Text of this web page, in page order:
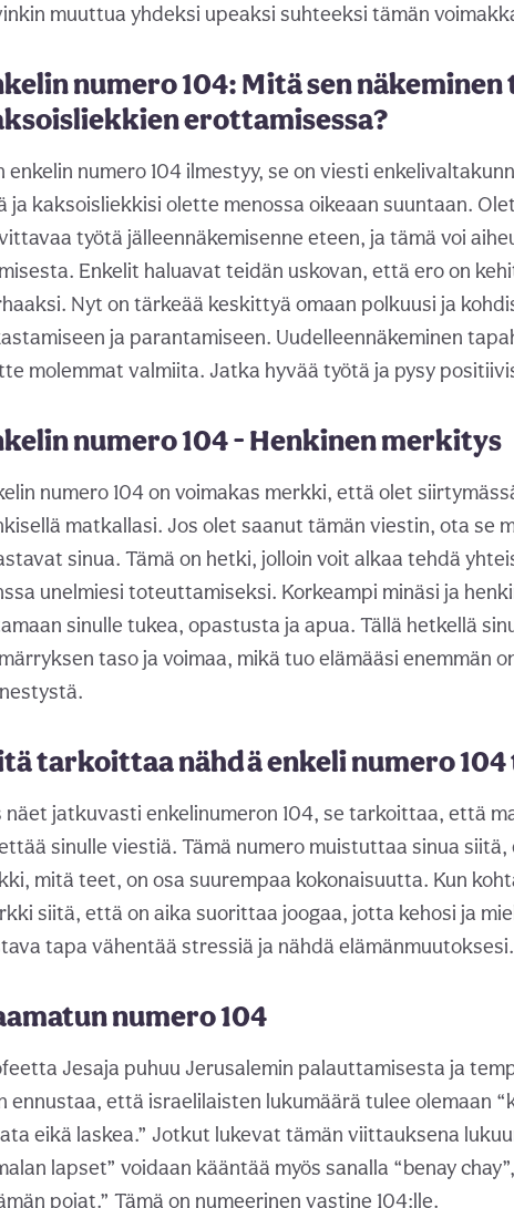
muuttua yhdeksi upeaksi suhteeksi tämän
numero 104: Mitä sen
erottamisessa?
enkelin numero 104 ilmestyy, se on viesti
ja kaksoisliekkisi olette menossa oikeaan suuntaan.
työtä jälleennäkemisenne eteen, ja tämä voi
Enkelit haluavat teidän uskovan, että ero on
Nyt on tärkeää keskittyä omaan polkuusi ja
ja parantamiseen. Uudelleennäkeminen
molemmat valmiita. Jatka hyvää työtä ja pysy
numero 104 - Henkinen merkitys
numero 104 on voimakas merkki, että olet
matkallasi. Jos olet saanut tämän viestin, ota se
sinua. Tämä on hetki, jolloin voit alkaa tehdä
unelmiesi toteuttamiseksi. Korkeampi minäsi ja
sinulle tukea, opastusta ja apua. Tällä hetkellä
taso ja voimaa, mikä tuo elämääsi enemmän
tarkoittaa nähdä enkeli numero
näet jatkuvasti enkelinumeron 104, se tarkoittaa, että
sinulle viestiä. Tämä numero muistuttaa sinua
mitä teet, on osa suurempaa kokonaisuutta. Kun
siitä, että on aika suorittaa joogaa, jotta kehosi ja
tapa vähentää stressiä ja nähdä elämänmuutoksesi.
numero 104
Jesaja puhuu Jerusalemin palauttamisesta ja
ennustaa, että israelilaisten lukumäärä tulee olemaan
eikä laskea.” Jotkut lukevat tämän viittauksena
lapset” voidaan kääntää myös sanalla “benay
pojat.” Tämä on numeerinen vastine 104:lle.